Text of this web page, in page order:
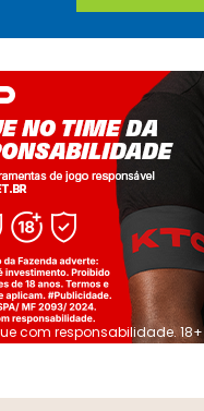
com responsabilidade. 18+